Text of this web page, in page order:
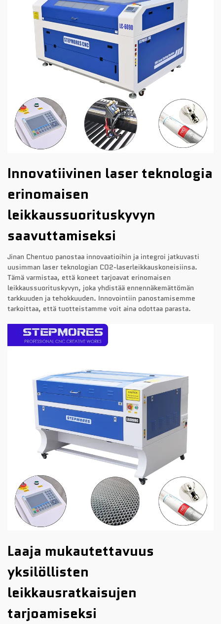
Innovatiivinen laser teknologia
erinomaisen
leikkaussuorituskyvyn
saavuttamiseksi
Jinan Chentuo panostaa innovaatioihin ja integroi jatkuvasti
uusimman laser teknologian CO2-laserleikkauskoneisiinsa.
Tämä varmistaa, että koneet tarjoavat erinomaisen
leikkaussuorituskyvyn, joka yhdistää ennennäkemättömän
tarkkuuden ja tehokkuuden. Innovointiin panostamisemme
tarkoittaa, että tuotteistamme voit aina odottaa parasta.
Laaja mukautettavuus
yksilöllisten
leikkausratkaisujen
tarjoamiseksi